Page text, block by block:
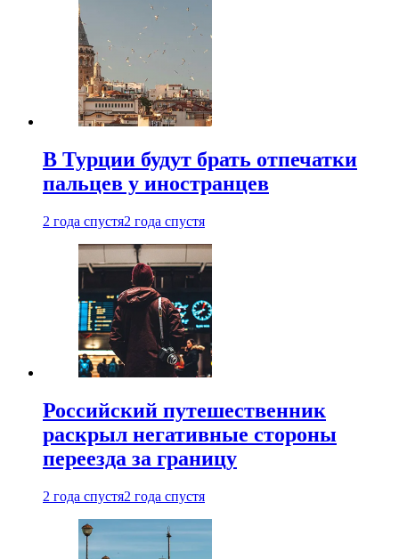
В Турции будут брать отпечатки
пальцев у иностранцев
2 года спустя2 года спустя
Российский путешественник
раскрыл негативные стороны
переезда за границу
2 года спустя2 года спустя